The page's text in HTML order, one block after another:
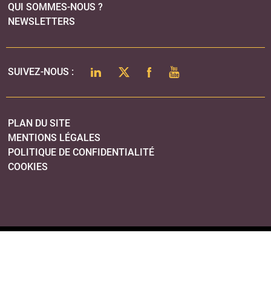
QUI SOMMES-NOUS ?
NEWSLETTERS
SUIVEZ-NOUS : LINKEDINTWITTERFACEBOOK
YOUTUBE
PLAN DU SITE
MENTIONS LÉGALES
POLITIQUE DE CONFIDENTIALITÉ
COOKIES